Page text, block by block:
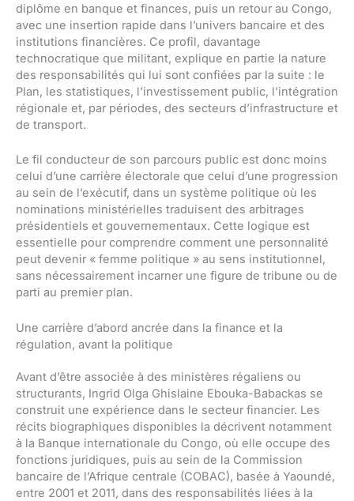
diplôme en banque et finances, puis un retour au Congo,
avec une insertion rapide dans l’univers bancaire et des
institutions financières. Ce profil, davantage
technocratique que militant, explique en partie la nature
des responsabilités qui lui sont confiées par la suite : le
Plan, les statistiques, l’investissement public, l’intégration
régionale et, par périodes, des secteurs d’infrastructure et
de transport.
Le fil conducteur de son parcours public est donc moins
celui d’une carrière électorale que celui d’une progression
au sein de l’exécutif, dans un système politique où les
nominations ministérielles traduisent des arbitrages
présidentiels et gouvernementaux. Cette logique est
essentielle pour comprendre comment une personnalité
peut devenir « femme politique » au sens institutionnel,
sans nécessairement incarner une figure de tribune ou de
parti au premier plan.
Une carrière d’abord ancrée dans la finance et la
régulation, avant la politique
Avant d’être associée à des ministères régaliens ou
structurants, Ingrid Olga Ghislaine Ebouka-Babackas se
construit une expérience dans le secteur financier. Les
récits biographiques disponibles la décrivent notamment
à la Banque internationale du Congo, où elle occupe des
fonctions juridiques, puis au sein de la Commission
bancaire de l’Afrique centrale (COBAC), basée à Yaoundé,
entre 2001 et 2011, dans des responsabilités liées à la